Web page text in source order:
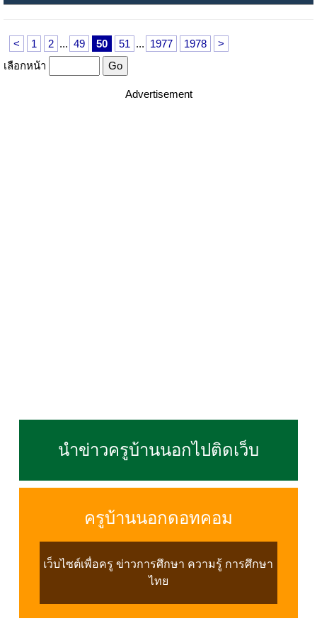
< 1 2 ... 49 50 51 ... 1977 1978
>
เลือกหน้า
Advertisement
นำข่าวครูบ้านนอกไปติดเว็บ
ครูบ้านนอกดอทคอม
เว็บไซต์เพื่อครู ข่าวการศึกษา ความรู้ การศึกษา
ไทย